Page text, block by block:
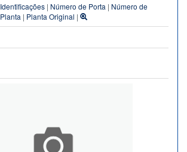
Identificações | Número de Porta | Número de
Planta | Planta Original |